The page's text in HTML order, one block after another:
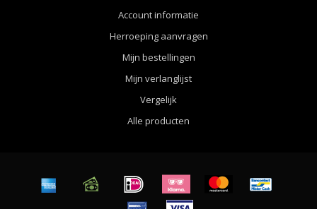
Account informatie
Herroeping aanvragen
Mijn bestellingen
Mijn verlanglijst
Vergelijk
Alle producten